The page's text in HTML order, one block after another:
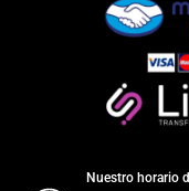
Nuestro horario